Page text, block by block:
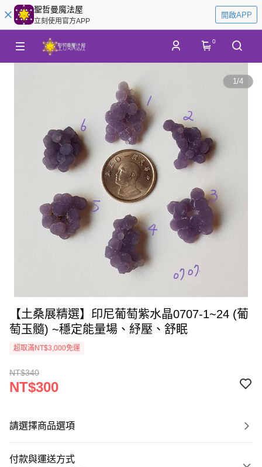
聖哲曼魔法屋
立刻使用官方APP
開啟APP
0
1/4
【土桑展精選】印尼葡萄紫水晶0707-1~24 (葡
萄玉髓) ~穩定能量場、紓壓、舒眠
超取滿NT$3,000免運
NT$340
NT$300
請選擇商品選項
付款與運送方式